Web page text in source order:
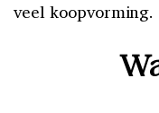
veel koopvorming.